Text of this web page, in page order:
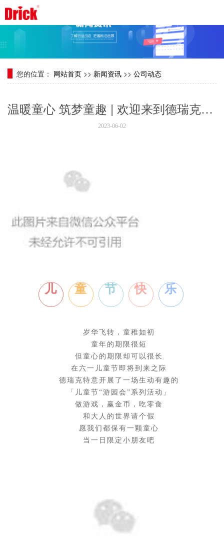
您的位置： 网站首页 >> 新闻资讯 >> 公司动态
温暖童心 筑梦童趣 | 欢迎来到德瑞克“游园会”，当一日限定小朋友
2023-06-02
儿 童 节 快 乐
岁华飞转，童稚如初
童年的期限很短
但童心的期限却可以很长
在六一儿童节即将到来之际
德瑞克特意开展了一场生动有趣的
「儿童节“游园会”系列活动」
做游戏，赢金币，吃零食
和大人的世界请个假
愿我们都保有一颗童心
当一日限定小朋友吧